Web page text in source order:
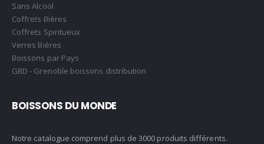
Sans Alcool
Coffrets Bières
Coffrets Spiritueux
Verres Bières
Boissons par Pays
GBD - Grenoble boissons distribution
BOISSONS DU MONDE
Notre catalogue comprend plus de 3000 produits différents.